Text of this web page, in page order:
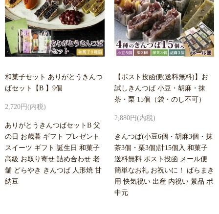
和菓子セット ありがとうきんつ
ばセット【B 】9個
2,720円(内税)
ありがとうきんつばセットB 父
の日 お歳暮 ギフト プレゼント
スイーツ ギフト 誕生日 和菓子
高級 お取り寄せ 詰め合わせ 老
舗 どらやき きんつば 人形焼 甘
納豆
【ポスト投函便(送料無料)】お
試しきんつば 小豆・胡麻・抹
茶・栗 15個（袋・のし不可）
2,880円(内税)
きんつば(小豆6個・胡麻3個・抹
茶3個・栗3個)計15個入 和菓子
送料無料 ポスト投函 メール便
簡単なお礼 お祝いに！ ばらまき
用 快気祝い 出産 内祝い 景品 ポ
中元